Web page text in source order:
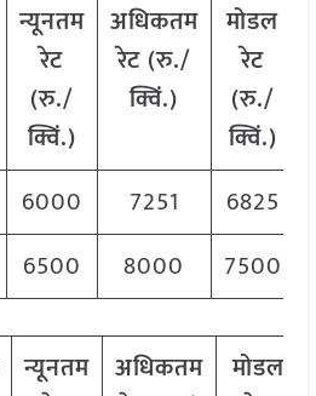
न्यूनतम
रेट
(रु./
क्विं.)
अधिकतम
रेट (रु./
क्विं.)
मोडल
रेट
(रु./
क्विं.)
6000 7251
6825
6500 8000 7500
न्यूनतम
अधिकतम
मोडल